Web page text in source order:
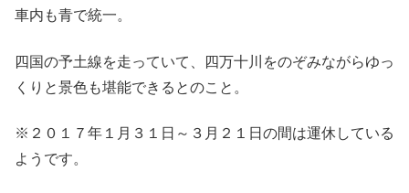
車内も青で統一。
四国の予土線を走っていて、四万十川をのぞみながらゆっ
くりと景色も堪能できるとのこと。
※２０１７年１月３１日～３月２１日の間は運休している
ようです。